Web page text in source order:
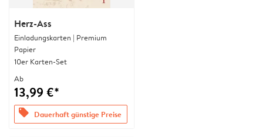
Herz-Ass
Einladungskarten | Premium
Papier
10er Karten-Set
Ab
13,99 €*
offers Dauerhaft günstige Preise